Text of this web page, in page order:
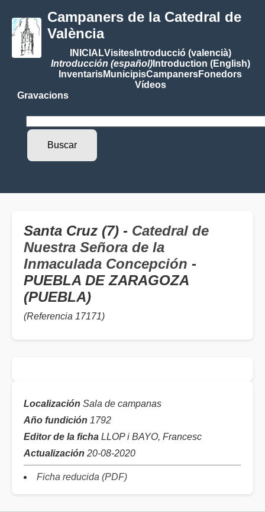
Campaners de la Catedral de
València
INICIALVisitesIntroducció (valencià)
Introducción (español)Introduction (English)
InventarisMunicipisCampanersFonedors
Vídeos
Gravacions
Santa Cruz (7) - Catedral de
Nuestra Señora de la
Inmaculada Concepción -
PUEBLA DE ZARAGOZA
(PUEBLA)
(Referencia 17171)
Localización Sala de campanas
Año fundición 1792
Editor de la ficha LLOP i BAYO, Francesc
Actualización 20-08-2020
Ficha reducida (PDF)